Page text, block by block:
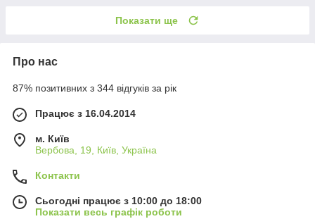
Показати ще
Про нас
87% позитивних з 344 відгуків за рік
Працює з 16.04.2014
м. Київ
Вербова, 19, Київ, Україна
Контакти
Сьогодні працює з 10:00 до 18:00
Показати весь графік роботи